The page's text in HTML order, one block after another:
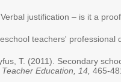
justification – is it a
teachers'
T. (2011). Secondary
Education, 14, 465-